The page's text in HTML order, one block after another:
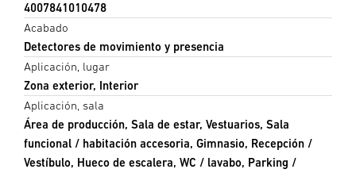
4007841010478
Acabado
Detectores de movimiento y presencia
Aplicación, lugar
Zona exterior, Interior
Aplicación, sala
Área de producción, Sala de estar, Vestuarios, Sala
funcional / habitación accesoria, Gimnasio, Recepción /
Vestíbulo, Hueco de escalera, WC / lavabo, Parking /